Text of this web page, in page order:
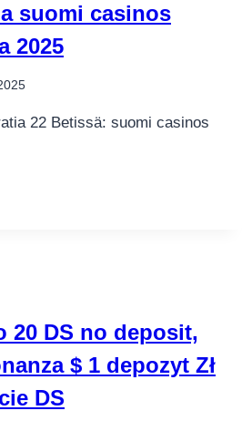
suomi casinos
2025
22 Betissä: suomi casinos
20 DS no deposit,
$ 1 depozyt Zł
DS